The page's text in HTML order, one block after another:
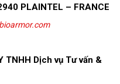
PLAINTEL – FRANCE
TNHH Dịch vụ Tư vấn &